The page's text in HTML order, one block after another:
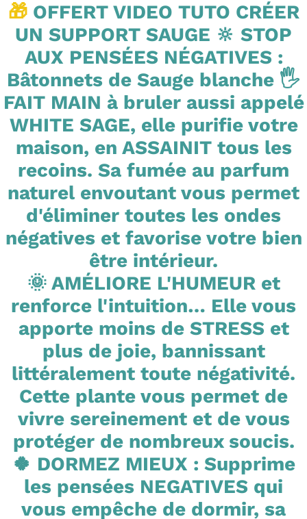
🎁OFFERT VIDEO TUTO CRÉER
UN SUPPORT SAUGE 🔆 STOP
AUX PENSÉES NÉGATIVES :
Bâtonnets de Sauge blanche 🖐
FAIT MAIN à bruler aussi appelé
WHITE SAGE, elle purifie votre
maison, en ASSAINIT tous les
recoins. Sa fumée au parfum
naturel envoutant vous permet
d'éliminer toutes les ondes
négatives et favorise votre bien
être intérieur.
🌞 AMÉLIORE L'HUMEUR et
renforce l'intuition… Elle vous
apporte moins de STRESS et
plus de joie, bannissant
littéralement toute négativité.
Cette plante vous permet de
vivre sereinement et de vous
protéger de nombreux soucis.
🍀 DORMEZ MIEUX : Supprime
les pensées NEGATIVES qui
vous empêche de dormir, sa